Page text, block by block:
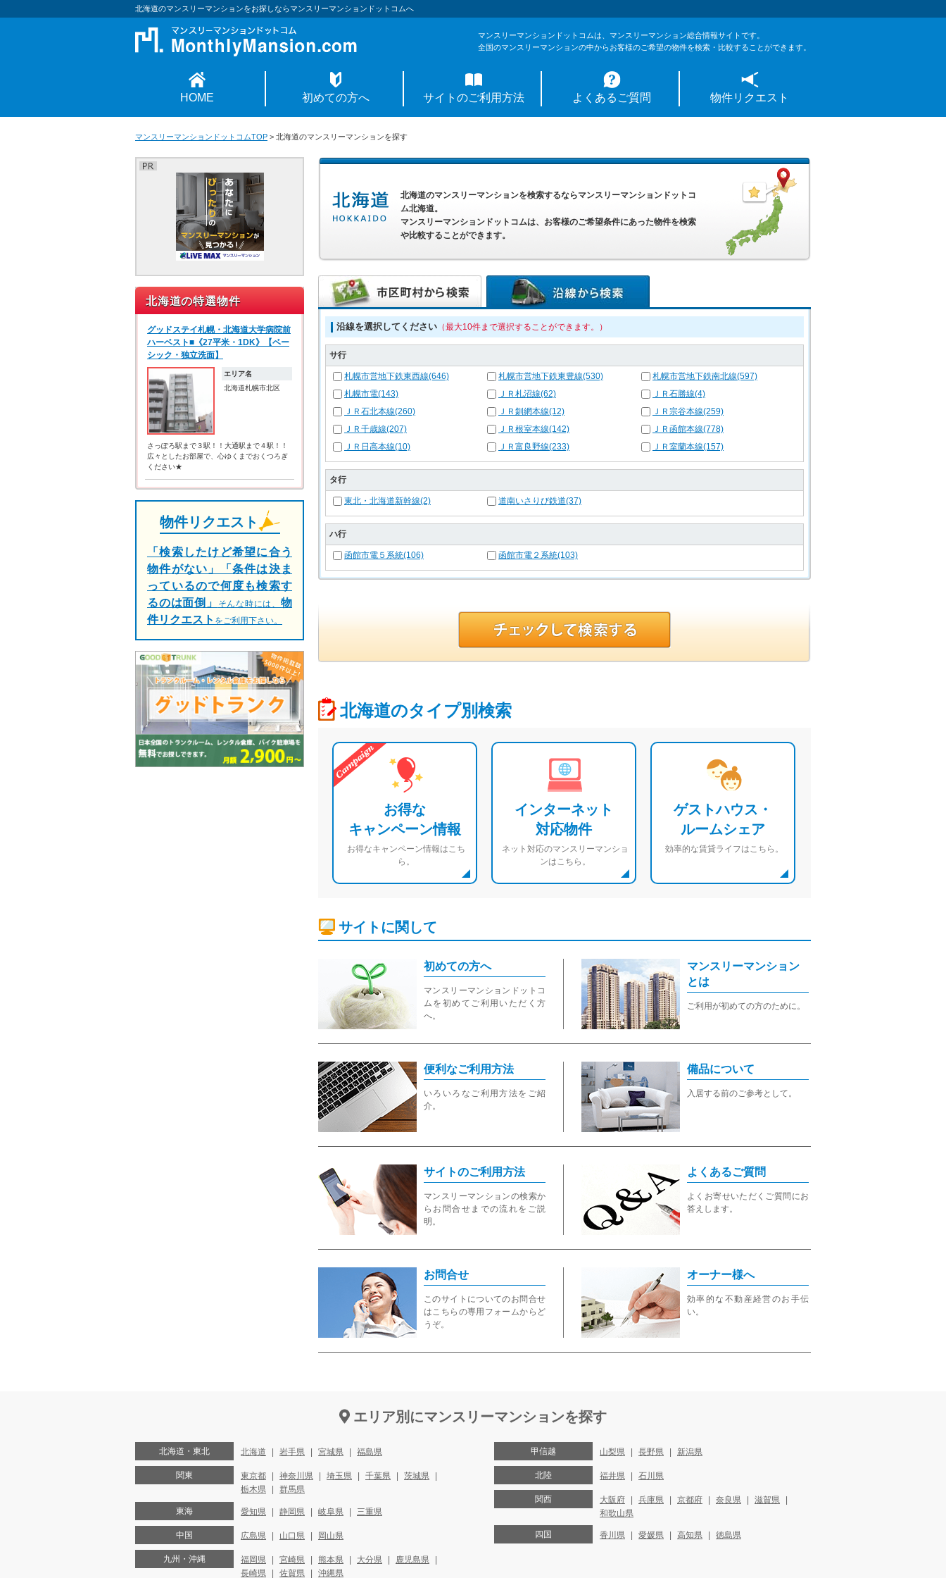
北海道のマンスリーマンションをお探しならマンスリーマンションドットコムへ
マンスリーマンションドットコムは、マンスリーマンション総合情報サイトです。
全国のマンスリーマンションの中からお客様のご希望の物件を検索・比較することができます。
HOME 初めての方へ サイトのご利用方法 よくあるご質問 物件リクエスト
マンスリーマンションドットコムTOP > 北海道のマンスリーマンションを探す
北海道のマンスリーマンションを検索するならマンスリーマンションドットコ
ム北海道。
マンスリーマンションドットコムは、お客様のご希望条件にあった物件を検索
や比較することができます。
沿線を選択してください （最大10件まで選択することができます。）
サ行
札幌市営地下鉄東西線(646) 札幌市営地下鉄東豊線(530)
札幌市営地下鉄南北線(597)
札幌市電(143)
ＪＲ札沼線(62)
ＪＲ石勝線(4)
ＪＲ石北本線(260)
ＪＲ釧網本線(12)
ＪＲ宗谷本線(259)
ＪＲ千歳線(207)
ＪＲ根室本線(142)
ＪＲ函館本線(778)
ＪＲ日高本線(10)
ＪＲ富良野線(233) ＪＲ室蘭本線(157)
タ行
東北・北海道新幹線(2) 道南いさりび鉄道(37)
ハ行
函館市電５系統(106) 函館市電２系統(103)
北海道のタイプ別検索
お得な
キャンペーン情報
お得なキャンペーン情報はこち
ら。
インターネット
対応物件
ネット対応のマンスリーマンショ
ンはこちら。
ゲストハウス・
ルームシェア
効率的な賃貸ライフはこちら。
サイトに関して
初めての方へ
マンスリーマンションドットコ
ムを初めてご利用いただく方
へ。
マンスリーマンション
とは
ご利用が初めての方のために。
便利なご利用方法
いろいろなご利用方法をご紹
介。
備品について
入居する前のご参考として。
サイトのご利用方法
マンスリーマンションの検索か
らお問合せまでの流れをご説
明。
よくあるご質問
よくお寄せいただくご質問にお
答えします。
お問合せ
このサイトについてのお問合せ
はこちらの専用フォームからど
うぞ。
オーナー様へ
効率的な不動産経営のお手伝
い。
北海道の特選物件
グッドステイ札幌・北海道大学病院前
ハーベスト■《27平米・1DK》【ベー
シック・独立洗面】
エリア名
北海道札幌市北区
さっぽろ駅まで３駅！！大通駅まで４駅！！
広々としたお部屋で、心ゆくまでおくつろぎ
ください★
物件リクエスト
「検索したけど希望に合う
物件がない」「条件は決ま
っているので何度も検索す
るのは面倒」
そんな時には、物
件リクエスト をご利用下さい。
エリア別にマンスリーマンションを探す
北海道・東北 北海道 岩手県 宮城県 福島県
関東 東京都 神奈川県 埼玉県 千葉県
茨城県
栃木県
群馬県
東海 愛知県 静岡県 岐阜県 三重県
中国 広島県 山口県 岡山県
九州・沖縄 福岡県 宮崎県 熊本県 大分県
鹿児島県
長崎県
佐賀県 沖縄県
甲信越 山梨県 長野県 新潟県
北陸 福井県 石川県
関西 大阪府 兵庫県 京都府 奈良県
滋賀県
和歌山県
四国 香川県 愛媛県 高知県 徳島県